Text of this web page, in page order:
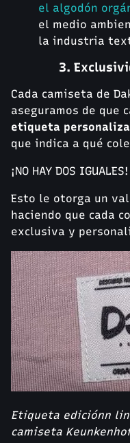
el algodón
el medio
la industria
3.
Cada camiseta de
aseguramos de que
etiqueta
que indica a qué
¡NO HAY DOS IGUALES!
Esto le otorga un
haciendo que cada
exclusiva y
Etiqueta ediciónn
camiseta Keunkenhof